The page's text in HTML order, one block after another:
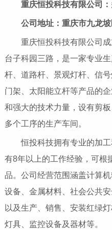
重庆恒投科技有限公司
公司地址：重庆市九龙
重庆恒投科技有限公司
台子科园三路，是一家专业
杆、道路杆、景观灯杆、信
门架、太阳能立杆等产品的
和强大的技术力量，设有剪
多个工序的生产车间。
恒投科技拥有专业的加
有8年以上的工作经验，可根
品。公司经营范围涵盖计算
设备、金属材料、社会公共
以及生产、销售、安装红绿
灯具、监控设备及器材等。